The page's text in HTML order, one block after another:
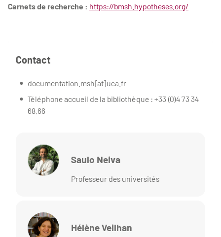
Carnets de recherche : https://bmsh.hypotheses.org/
Contact
documentation.msh[at]uca.fr
Téléphone accueil de la bibliothèque : +33 (0)4 73 34
68.66
Saulo Neiva
Professeur des universités
Hélène Veilhan